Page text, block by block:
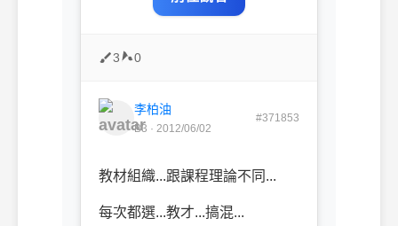
3 0
李柏油
B3 · 2012/06/02
#371853
教材組織...跟課程理論不同...
每次都選...教才...搞混...